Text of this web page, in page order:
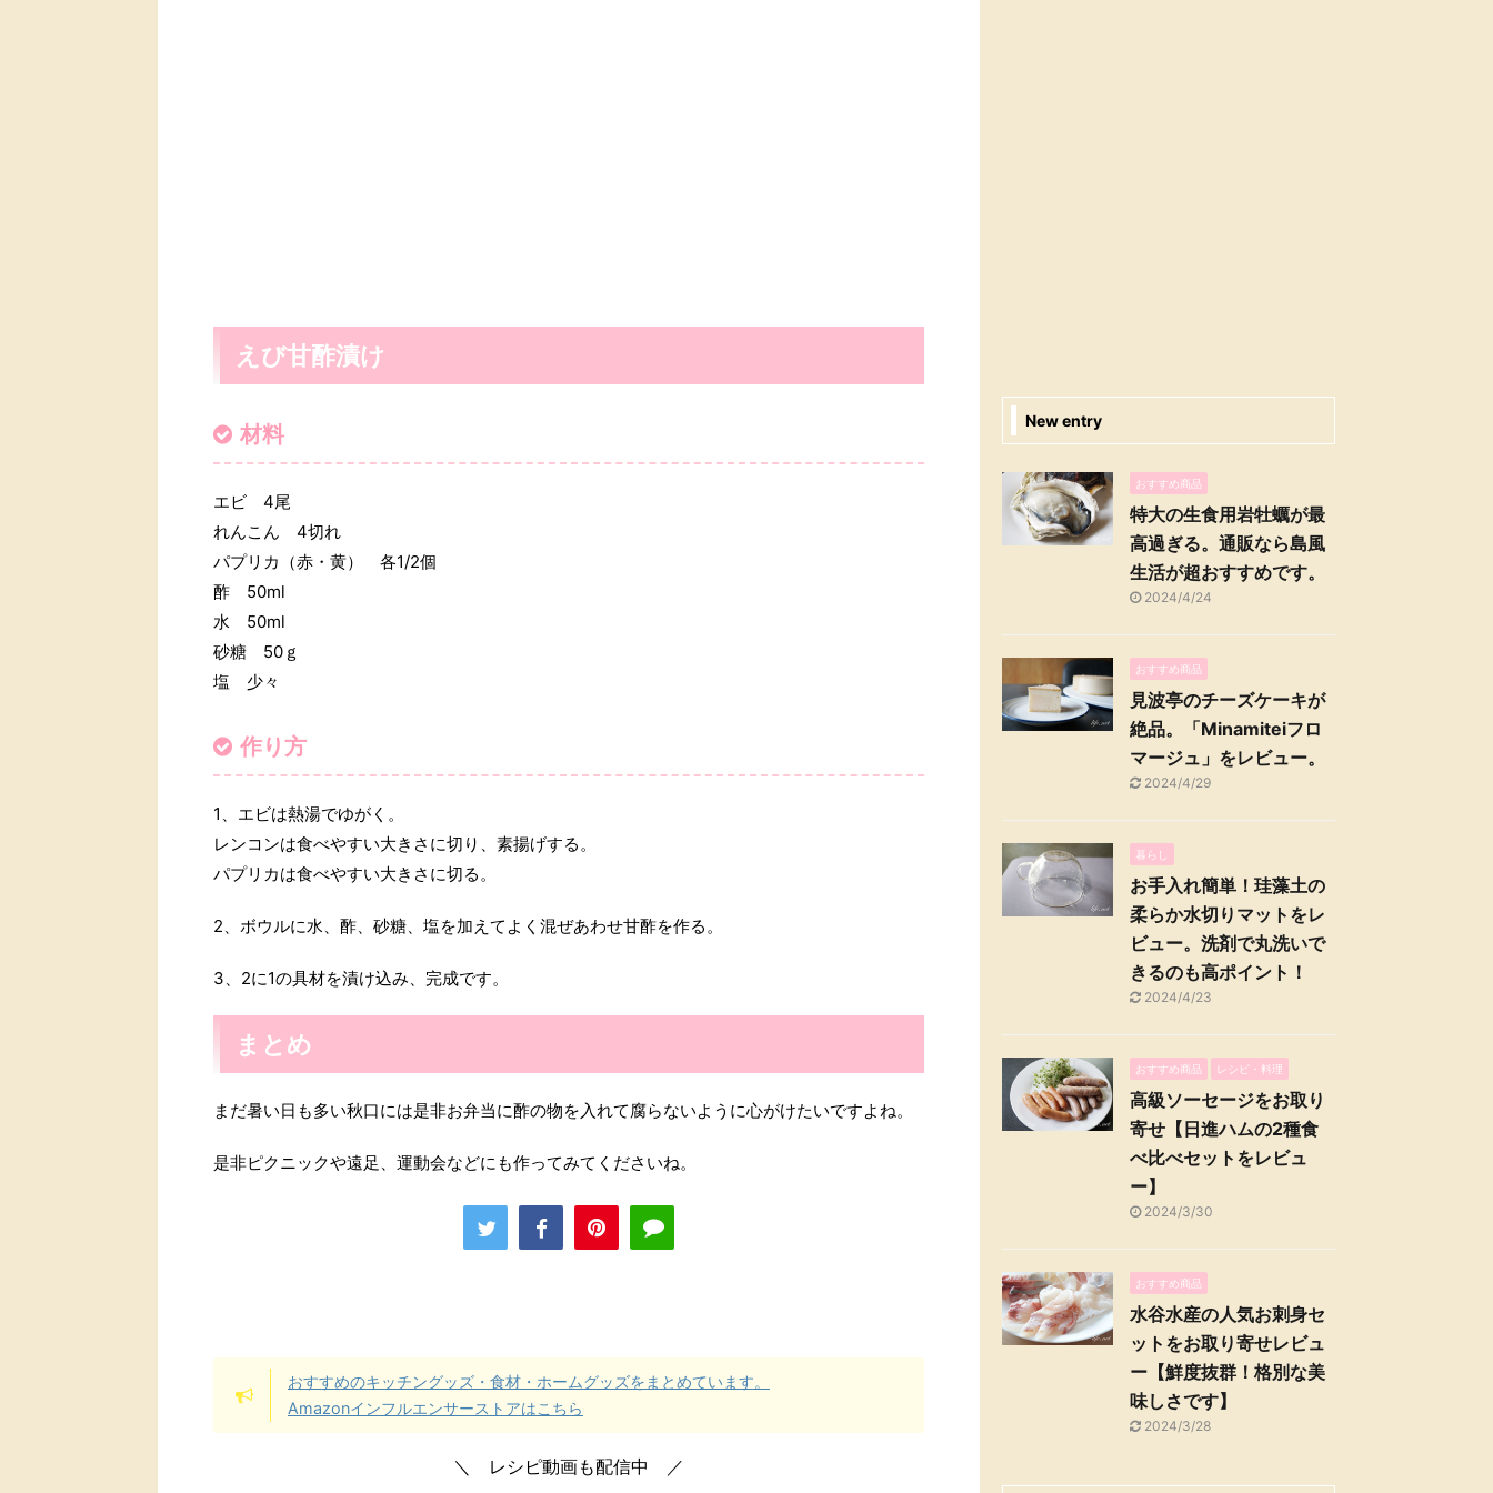
えび甘酢漬け
材料
エビ 4尾
れんこん 4切れ
パプリカ（赤・黄） 各1/2個
酢 50ml
水 50ml
砂糖 50ｇ
塩 少々
作り方
1、エビは熱湯でゆがく。
レンコンは食べやすい大きさに切り、素揚げする。
パプリカは食べやすい大きさに切る。
2、ボウルに水、酢、砂糖、塩を加えてよく混ぜあわせ甘酢を作る。
3、2に1の具材を漬け込み、完成です。
まとめ
まだ暑い日も多い秋口には是非お弁当に酢の物を入れて腐らないように心がけたいですよね。
是非ピクニックや遠足、運動会などにも作ってみてくださいね。
おすすめのキッチングッズ・食材・ホームグッズをまとめています。
Amazonインフルエンサーストアはこちら
＼ レシピ動画も配信中 ／
New entry
おすすめ商品
特大の生食用岩牡蠣が最
高過ぎる。通販なら島風
生活が超おすすめです。
2024/4/24
おすすめ商品
見波亭のチーズケーキが
絶品。「Minamiteiフロ
マージュ」をレビュー。
2024/4/29
暮らし
お手入れ簡単！珪藻土の
柔らか水切りマットをレ
ビュー。洗剤で丸洗いで
きるのも高ポイント！
2024/4/23
おすすめ商品 レシピ・料理
高級ソーセージをお取り
寄せ【日進ハムの2種食
べ比べセットをレビュ
ー】
2024/3/30
おすすめ商品
水谷水産の人気お刺身セ
ットをお取り寄せレビュ
ー【鮮度抜群！格別な美
味しさです】
2024/3/28